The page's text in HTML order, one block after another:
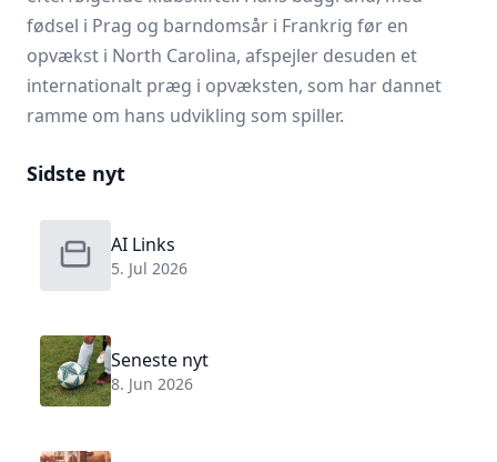
fødsel i Prag og barndomsår i Frankrig før en
opvækst i North Carolina, afspejler desuden et
internationalt præg i opvæksten, som har dannet
ramme om hans udvikling som spiller.
Sidste nyt
AI Links
5. Jul 2026
Seneste nyt
8. Jun 2026